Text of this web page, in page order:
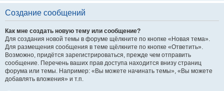
Создание сообщений
Как мне создать новую тему или сообщение?
Для создания новой темы в форуме щёлкните по кнопке «Новая тема».
Для размещения сообщения в теме щёлкните по кнопке «Ответить».
Возможно, придётся зарегистрироваться, прежде чем отправить
сообщение. Перечень ваших прав доступа находится внизу страниц
форума или темы. Например: «Вы можете начинать темы», «Вы можете
добавлять вложения» и т.п.